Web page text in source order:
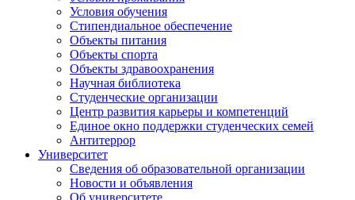
Условия обучения
Стипендиальное обеспечение
Объекты питания
Объекты спорта
Объекты здравоохранения
Научная библиотека
Студенческие организации
Центр развития карьеры и компетенций
Единое окно поддержки студенческих семей
Антитеррор
Университет
Сведения об образовательной организации
Новости и объявления
Об университете